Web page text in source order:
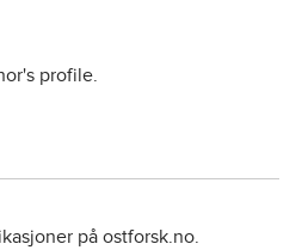
profile.
på ostforsk.no.